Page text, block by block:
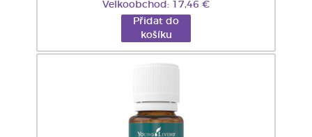
Velkoobchod: 17,46 €
Přidat do
košíku